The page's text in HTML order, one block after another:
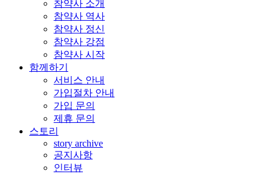
참약사 소개
참약사 역사
참약사 정신
참약사 강점
참약사 시작
함께하기
서비스 안내
가입절차 안내
가입 문의
제휴 문의
스토리
story archive
공지사항
인터뷰